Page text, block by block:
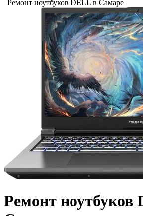
Ремонт ноутбуков DELL в Самаре
Ремонт ноутбуков